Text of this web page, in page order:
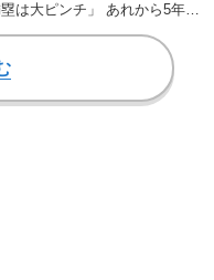
は大ピンチ」 あれから5年の